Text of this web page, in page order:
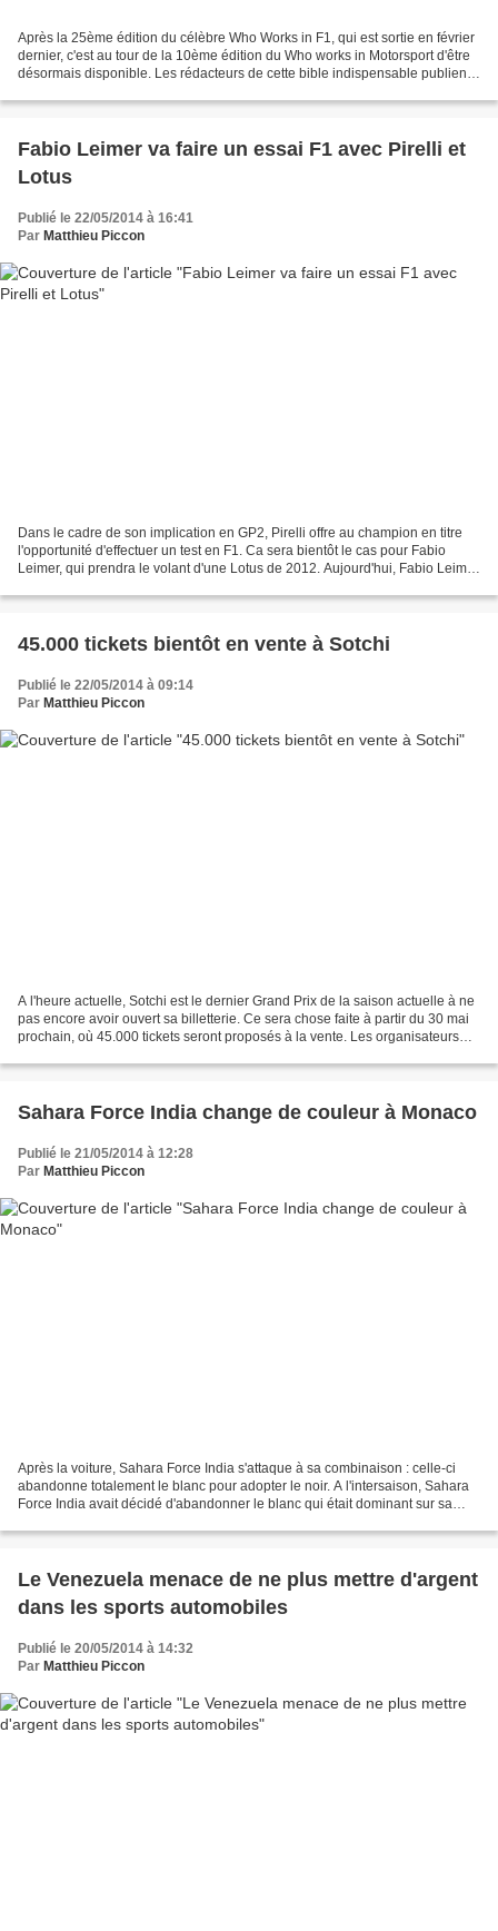
Après la 25ème édition du célèbre Who Works in F1, qui est sortie en février
dernier, c'est au tour de la 10ème édition du Who works in Motorsport d'être
désormais disponible. Les rédacteurs de cette bible indispensable publient
Fabio Leimer va faire un essai F1 avec Pirelli et
Lotus
Publié le 22/05/2014 à 16:41
Par Matthieu Piccon
Dans le cadre de son implication en GP2, Pirelli offre au champion en titre
l'opportunité d'effectuer un test en F1. Ca sera bientôt le cas pour Fabio
Leimer, qui prendra le volant d'une Lotus de 2012. Aujourd'hui, Fabio Leimer
45.000 tickets bientôt en vente à Sotchi
Publié le 22/05/2014 à 09:14
Par Matthieu Piccon
A l'heure actuelle, Sotchi est le dernier Grand Prix de la saison actuelle à ne
pas encore avoir ouvert sa billetterie. Ce sera chose faite à partir du 30 mai
prochain, où 45.000 tickets seront proposés à la vente. Les organisateurs
Sahara Force India change de couleur à Monaco
Publié le 21/05/2014 à 12:28
Par Matthieu Piccon
Après la voiture, Sahara Force India s'attaque à sa combinaison : celle-ci
abandonne totalement le blanc pour adopter le noir. A l'intersaison, Sahara
Force India avait décidé d'abandonner le blanc qui était dominant sur sa
Le Venezuela menace de ne plus mettre d'argent
dans les sports automobiles
Publié le 20/05/2014 à 14:32
Par Matthieu Piccon